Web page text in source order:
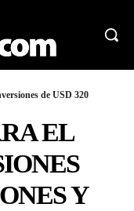
de USD 320
EL
Y